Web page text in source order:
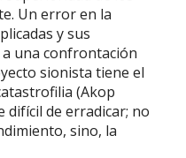
Un error en la
y sus
una confrontación
sionista tiene el
(Akop
difícil de erradicar; no
sino, la